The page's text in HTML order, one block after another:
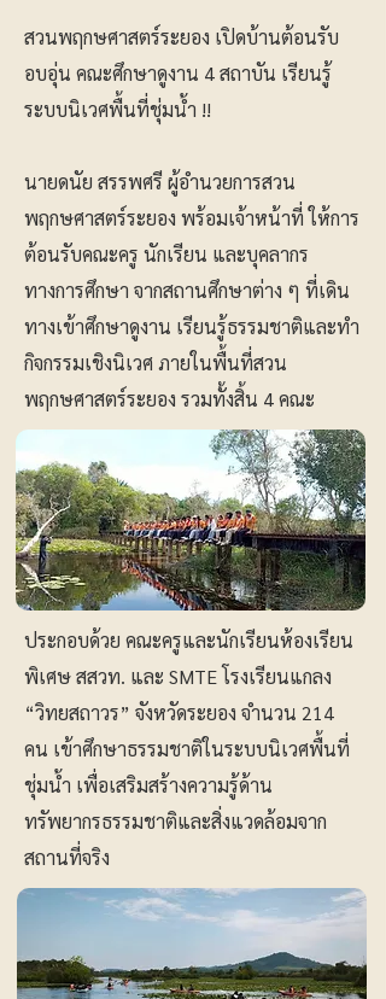
สวนพฤกษศาสตร์ระยอง เปิดบ้านต้อนรับ
อบอุ่น คณะศึกษาดูงาน 4 สถาบัน เรียนรู้
ระบบนิเวศพื้นที่ชุ่มน้ำ !!
นายดนัย สรรพศรี ผู้อำนวยการสวน
พฤกษศาสตร์ระยอง พร้อมเจ้าหน้าที่ ให้การ
ต้อนรับคณะครู นักเรียน และบุคลากร
ทางการศึกษา จากสถานศึกษาต่าง ๆ ที่เดิน
ทางเข้าศึกษาดูงาน เรียนรู้ธรรมชาติและทำ
กิจกรรมเชิงนิเวศ ภายในพื้นที่สวน
พฤกษศาสตร์ระยอง รวมทั้งสิ้น 4 คณะ
ประกอบด้วย คณะครูและนักเรียนห้องเรียน
พิเศษ สสวท. และ SMTE โรงเรียนแกลง
“วิทยสถาวร” จังหวัดระยอง จำนวน 214
คน เข้าศึกษาธรรมชาติในระบบนิเวศพื้นที่
ชุ่มน้ำ เพื่อเสริมสร้างความรู้ด้าน
ทรัพยากรธรรมชาติและสิ่งแวดล้อมจาก
สถานที่จริง